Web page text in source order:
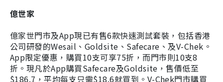
億世家
億家世門市及App現已有售6款快速測試套裝，包括香港
公司研發的Wesail、Goldsite、Safecare、及V-Chek。
App限定優惠，購買10支可享75折，而門市則10支8
折。現凡於App購買Safecare及Goldsite，售價低至
$186.7，平均每支只需$18.6就買到。V-Chek門市購買